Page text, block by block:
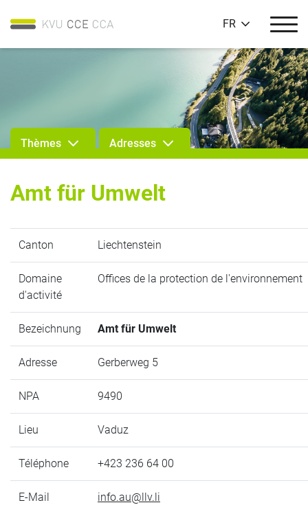
FR
Thèmes Adresses
Amt für Umwelt
Canton Liechtenstein
Domaine
d'activité
Offices de la protection de l'environnement
Bezeichnung Amt für Umwelt
Adresse Gerberweg 5
NPA 9490
Lieu Vaduz
Téléphone +423 236 64 00
E-Mail info.au@llv.li